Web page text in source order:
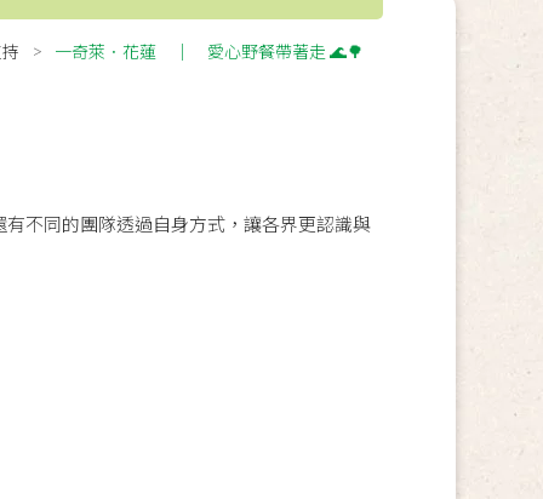
一奇萊．花蓮 ｜ 愛心野餐帶著走 🌊🌳
不同的團隊透過自身方式，讓各界更認識與